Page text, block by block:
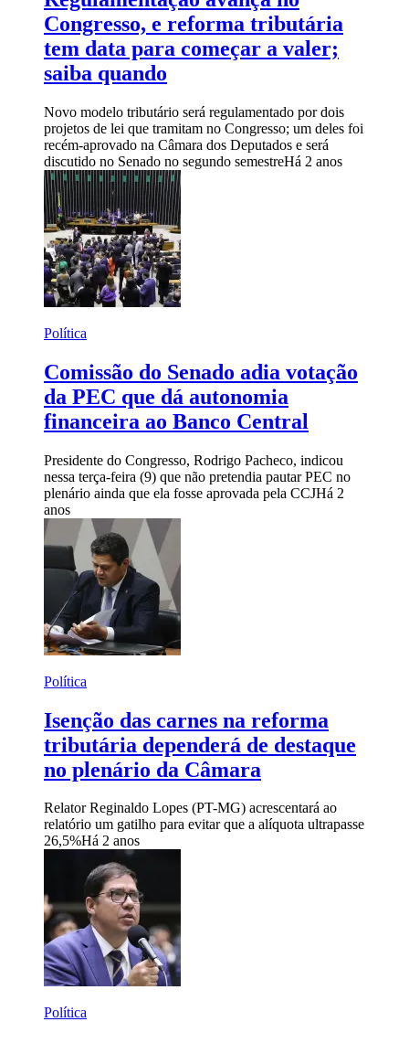
Congresso, e reforma tributária
tem data para começar a valer;
saiba quando
Novo modelo tributário será regulamentado por dois
projetos de lei que tramitam no Congresso; um deles foi
recém-aprovado na Câmara dos Deputados e será
discutido no Senado no segundo semestreHá 2 anos
Política
Comissão do Senado adia votação
da PEC que dá autonomia
financeira ao Banco Central
Presidente do Congresso, Rodrigo Pacheco, indicou
nessa terça-feira (9) que não pretendia pautar PEC no
plenário ainda que ela fosse aprovada pela CCJHá 2
anos
Política
Isenção das carnes na reforma
tributária dependerá de destaque
no plenário da Câmara
Relator Reginaldo Lopes (PT-MG) acrescentará ao
relatório um gatilho para evitar que a alíquota ultrapasse
26,5%Há 2 anos
Política